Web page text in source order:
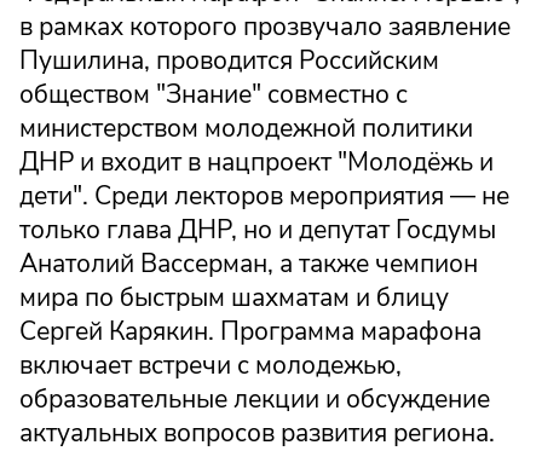
в рамках которого прозвучало заявление
Пушилина, проводится Российским
обществом "Знание" совместно с
министерством молодежной политики
ДНР и входит в нацпроект "Молодёжь и
дети". Среди лекторов мероприятия — не
только глава ДНР, но и депутат Госдумы
Анатолий Вассерман, а также чемпион
мира по быстрым шахматам и блицу
Сергей Карякин. Программа марафона
включает встречи с молодежью,
образовательные лекции и обсуждение
актуальных вопросов развития региона.